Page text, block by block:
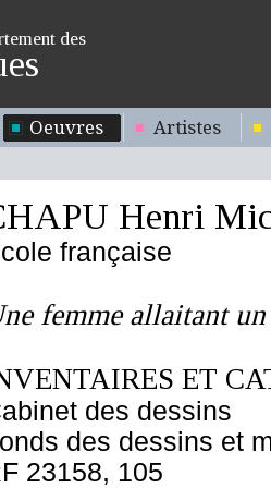
des
Oeuvres Artistes
Henri
française
femme allaitant
ET
des dessins
des dessins et
23158, 105